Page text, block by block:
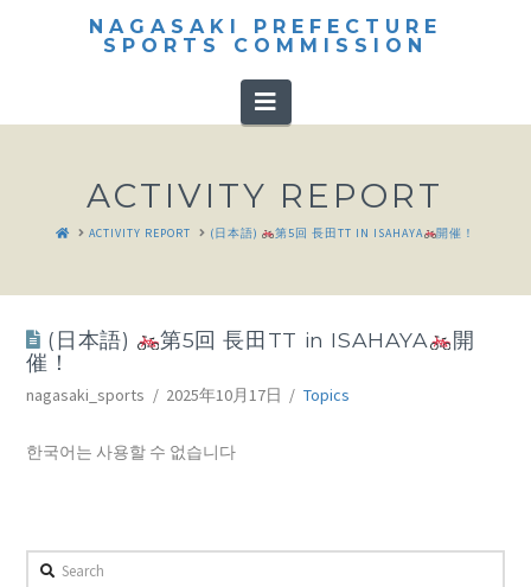
NAGASAKI PREFECTURE
SPORTS COMMISSION
Navigation
ACTIVITY REPORT
HOMEACTIVITY REPORT (日本語) 第5回 長田TT IN ISAHAYA 開催！
(日本語) 第5回 長田TT in ISAHAYA
開
催！
nagasaki_sports 2025年10月17日 Topics
한국어는 사용할 수 없습니다
Search